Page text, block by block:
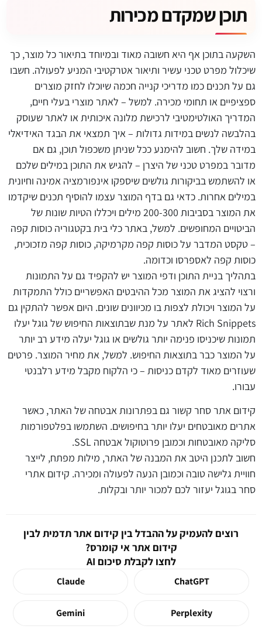
תוכן שמקדם מכירות
השקעה בתוכן אף היא חשובה מאוד ובמיוחד בתיאור כל מוצר, כך
שיכלול מפרט טכני עשיר ותיאור אטרקטיבי המניע לפעולה. חשבו
גם על תכנים כמו מדריכי קנייה חכמה שיוכלו לחזק מוצרים
ספציפיים או תחומי מכירה. למשל – לאתר מוצרי בעלי חיים,
המדריך האולטימטיבי לרכישת מלונה איכותית או לאתר שעוסק
בהלבשה לנשים במידות גדולות – איך תמצאי את הבגד האידיאלי
במידה שלך. חשוב להימנע ככל שניתן משכפול תוכן, גם אם
מדובר במפרט טכני של היצרן – להגיש את התוכן במילים שלכם
או להשתמש בביקורות גולשים שיספקו אינפורמציה אמינה וחיונית
במילים אחרות. כדאי גם בדף המוצר עצמו להוסיף תכנים שיקדמו
את המוצר בסביבות 200-300 מילים ויכללו הטיות שונות של
הביטויים המחופשים. למשל, באתר כלי בית בקטגוריה כוסות קפה
– טקסט המדבר על כוסות קפה מקרמיקה, כוסות קפה מזכוכית,
כוסות קפה לאספרסו וכדומה.
בתהליך בניית התוכן ודפי המוצר יש להקפיד גם על התמונות
ורצוי להציג את המוצר מכל ההיבטים האפשריים כולל התמקדות
על המוצר ויכולת לצפות בו מכיוונים שונים. היום אפשר להתקין גם
Rich Snippets לאתר על מנת שבתוצאות החיפוש של גוגל יעלו
תמונות שיכניסו פנימה יותר גולשים או גוגל יעלה מידע רב יותר
על המוצר כבר בתוצאות החיפוש. למשל, את מחיר המוצר. פרטים
שעוזרים מאוד לקדם כניסות – כי הלקוח מקבל מידע רלבנטי
עבורו.
קידום אתר סחר קשור גם בפתרונות אבטחה של האתר, כאשר
אתרים מאובטחים יעלו יותר בחיפושים. השתמשו בפלטפורמות
סליקה מאובטחות וכמובן פרוטוקול אבטחה SSL.
חשוב לתכנן היטב את המבנה של האתר, מילות מפתח, לייצר
חוויית גלישה טובה וכמובן הנעה לפעולה ומכירה. קידום אתרי
סחר בגוגל יעזור לכם למכור יותר ובקלות.
רוצים להעמיק על ההבדל בין קידום אתר תדמית לבין
קידום אתר אי קומרס?
לחצו לקבלת סיכום AI
ChatGPT
Claude
Perplexity
Gemini